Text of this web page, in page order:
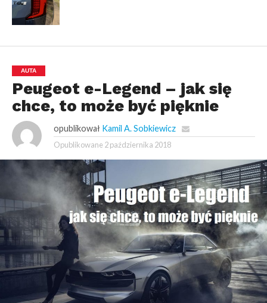
AUTA
Peugeot e-Legend – jak się
chce, to może być pięknie
opublikował Kamil A. Sobkiewicz
Opublikowane 2 października 2018